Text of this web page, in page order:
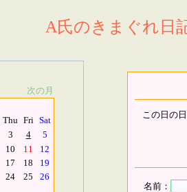
A氏のきまぐれ日
次の月
Thu Fri Sat
3 4
5
10 11
12
17 18
19
24 25
26
この日の
名前：